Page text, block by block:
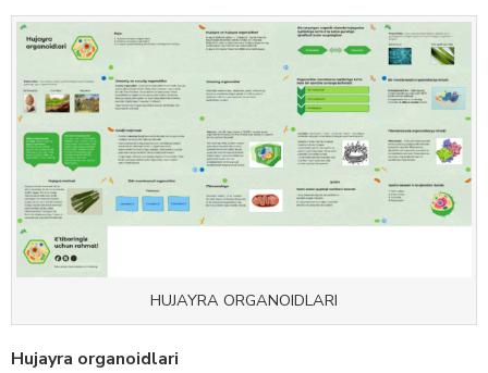
HUJAYRA ORGANOIDLARI
Hujayra organoidlari